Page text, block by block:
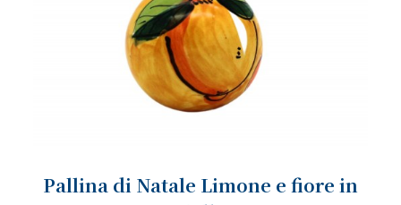
Pallina di Natale Limone e fiore in